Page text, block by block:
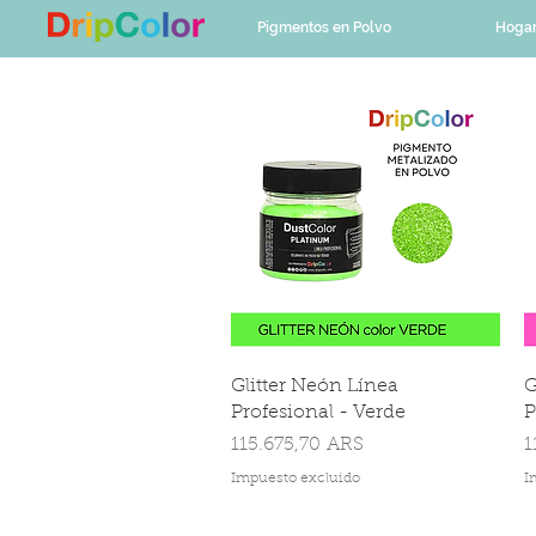
Pigmentos en Polvo Hogar
Glitter Neón Línea
Profesional - Verde
Precio
115.675,70 ARS
Impuesto excluido